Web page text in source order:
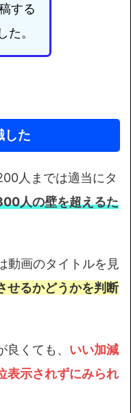
する
。
した
人までは適当にタ
人の壁を超えるた
動画のタイトルを見
せるかどうかを判断
くても、 いい加減
表示されずにみられ